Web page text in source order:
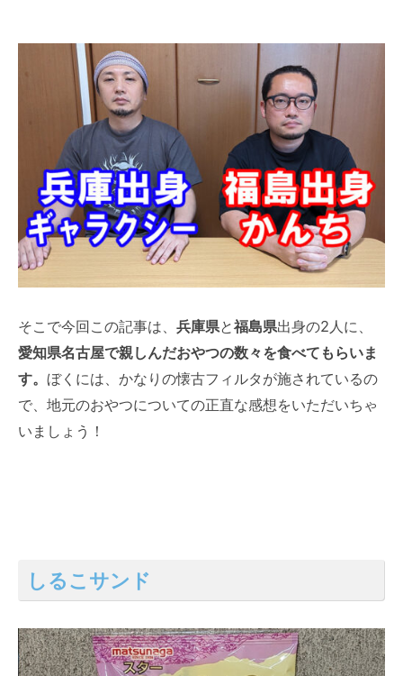
そこで今回この記事は、 兵庫県と福島県出身の2人に、
愛知県名古屋で親しんだおやつの数々を食べてもらいま
す。 ぼくには、かなりの懐古フィルタが施されているの
で、地元のおやつについての正直な感想をいただいちゃ
いましょう！
しるこサンド